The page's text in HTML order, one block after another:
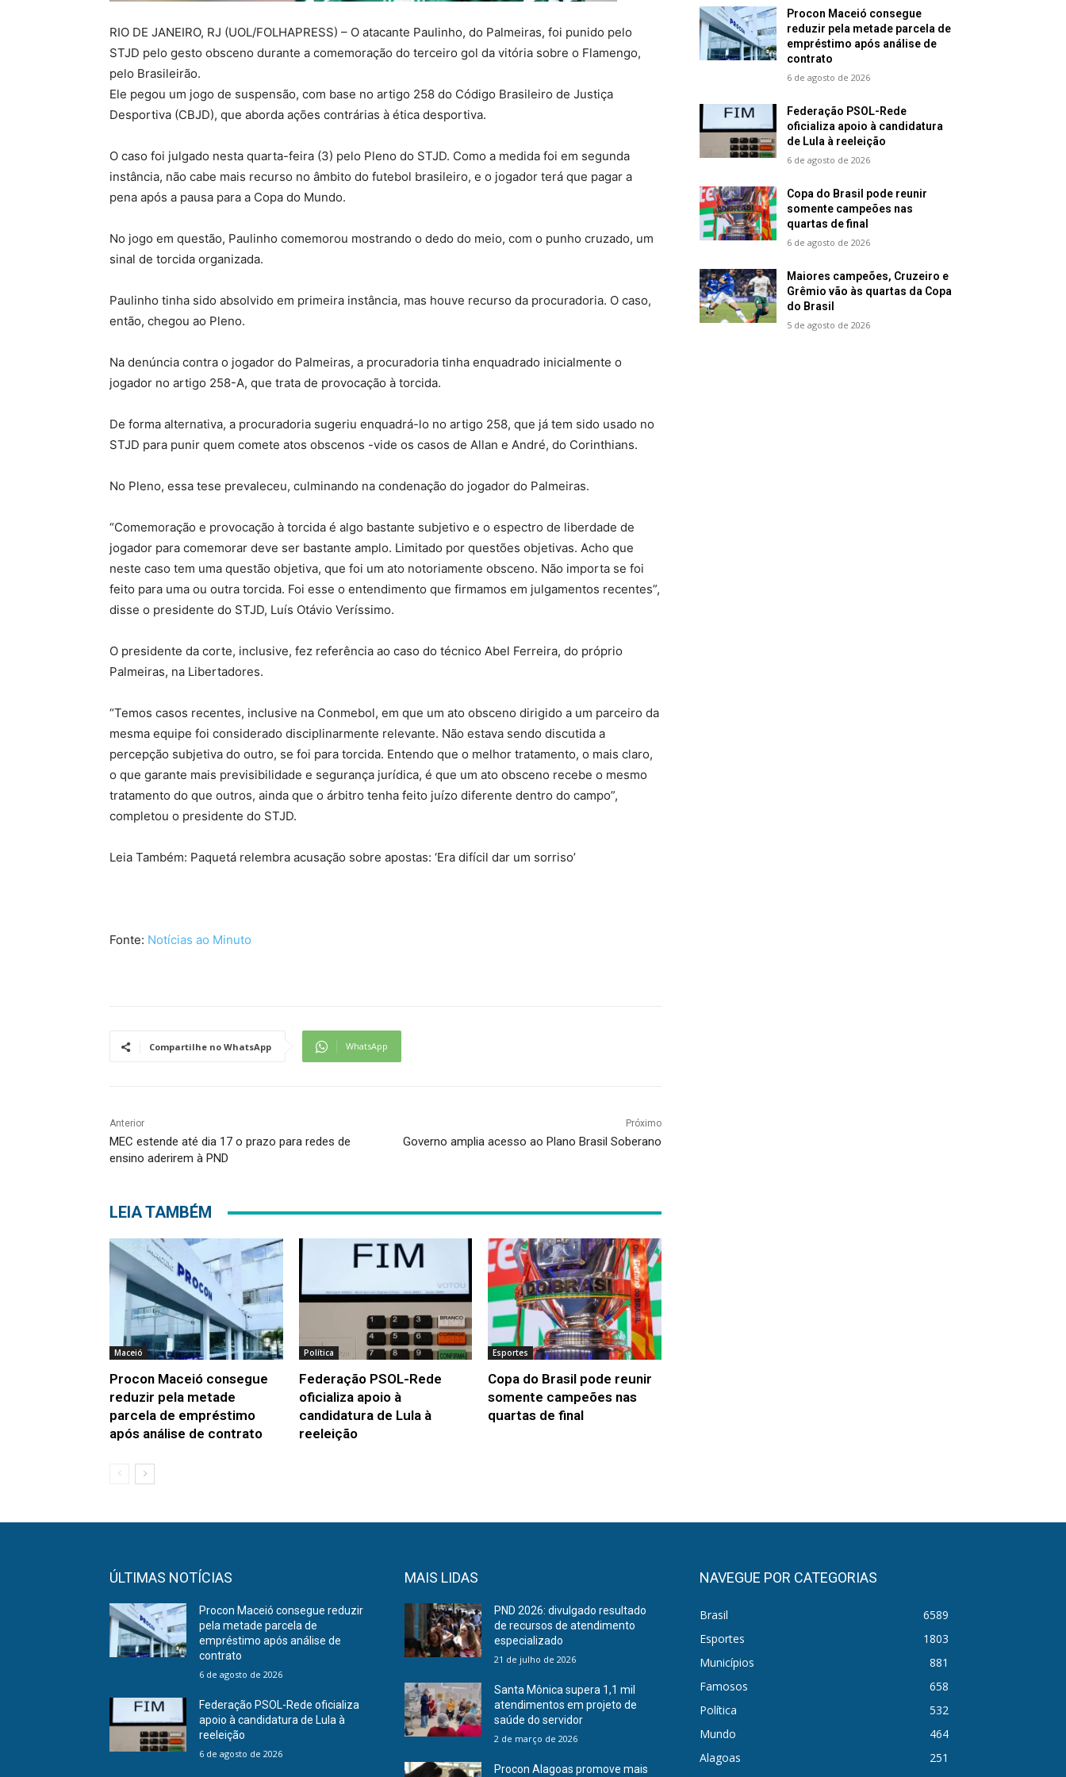
RIO DE JANEIRO, RJ (UOL/FOLHAPRESS) – O atacante Paulinho, do Palmeiras, foi punido pelo
STJD pelo gesto obsceno durante a comemoração do terceiro gol da vitória sobre o Flamengo,
pelo Brasileirão.
Ele pegou um jogo de suspensão, com base no artigo 258 do Código Brasileiro de Justiça
Desportiva (CBJD), que aborda ações contrárias à ética desportiva.
O caso foi julgado nesta quarta-feira (3) pelo Pleno do STJD. Como a medida foi em segunda
instância, não cabe mais recurso no âmbito do futebol brasileiro, e o jogador terá que pagar a
pena após a pausa para a Copa do Mundo.
No jogo em questão, Paulinho comemorou mostrando o dedo do meio, com o punho cruzado, um
sinal de torcida organizada.
Paulinho tinha sido absolvido em primeira instância, mas houve recurso da procuradoria. O caso,
então, chegou ao Pleno.
Na denúncia contra o jogador do Palmeiras, a procuradoria tinha enquadrado inicialmente o
jogador no artigo 258-A, que trata de provocação à torcida.
De forma alternativa, a procuradoria sugeriu enquadrá-lo no artigo 258, que já tem sido usado no
STJD para punir quem comete atos obscenos -vide os casos de Allan e André, do Corinthians.
No Pleno, essa tese prevaleceu, culminando na condenação do jogador do Palmeiras.
“Comemoração e provocação à torcida é algo bastante subjetivo e o espectro de liberdade de
jogador para comemorar deve ser bastante amplo. Limitado por questões objetivas. Acho que
neste caso tem uma questão objetiva, que foi um ato notoriamente obsceno. Não importa se foi
feito para uma ou outra torcida. Foi esse o entendimento que firmamos em julgamentos recentes”,
disse o presidente do STJD, Luís Otávio Veríssimo.
O presidente da corte, inclusive, fez referência ao caso do técnico Abel Ferreira, do próprio
Palmeiras, na Libertadores.
“Temos casos recentes, inclusive na Conmebol, em que um ato obsceno dirigido a um parceiro da
mesma equipe foi considerado disciplinarmente relevante. Não estava sendo discutida a
percepção subjetiva do outro, se foi para torcida. Entendo que o melhor tratamento, o mais claro,
o que garante mais previsibilidade e segurança jurídica, é que um ato obsceno recebe o mesmo
tratamento do que outros, ainda que o árbitro tenha feito juízo diferente dentro do campo”,
completou o presidente do STJD.
Leia Também: Paquetá relembra acusação sobre apostas: ‘Era difícil dar um sorriso’
Fonte: Notícias ao Minuto
Compartilhe no WhatsApp WhatsApp
Anterior
MEC estende até dia 17 o prazo para redes de
ensino aderirem à PND
Próximo
Governo amplia acesso ao Plano Brasil Soberano
LEIA TAMBÉM
Maceió
Procon Maceió consegue
reduzir pela metade
parcela de empréstimo
após análise de contrato
Política
Federação PSOL-Rede
oficializa apoio à
candidatura de Lula à
reeleição
Esportes
Copa do Brasil pode reunir
somente campeões nas
quartas de final
Procon Maceió consegue
reduzir pela metade parcela de
empréstimo após análise de
contrato
6 de agosto de 2026
Federação PSOL-Rede
oficializa apoio à candidatura
de Lula à reeleição
6 de agosto de 2026
Copa do Brasil pode reunir
somente campeões nas
quartas de final
6 de agosto de 2026
Maiores campeões, Cruzeiro e
Grêmio vão às quartas da Copa
do Brasil
5 de agosto de 2026
ÚLTIMAS NOTÍCIAS
Procon Maceió consegue reduzir
pela metade parcela de
empréstimo após análise de
contrato
6 de agosto de 2026
Federação PSOL-Rede oficializa
apoio à candidatura de Lula à
reeleição
6 de agosto de 2026
MAIS LIDAS
PND 2026: divulgado resultado
de recursos de atendimento
especializado
21 de julho de 2026
Santa Mônica supera 1,1 mil
atendimentos em projeto de
saúde do servidor
2 de março de 2026
Procon Alagoas promove mais
NAVEGUE POR CATEGORIAS
Brasil
6589
Esportes
1803
Municípios
881
Famosos
658
Política
532
Mundo
464
Alagoas
251